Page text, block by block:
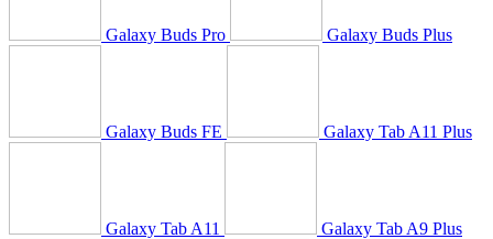
Galaxy Buds Pro Galaxy Buds Plus
Galaxy Buds FE Galaxy Tab A11 Plus
Galaxy Tab A11 Galaxy Tab A9 Plus